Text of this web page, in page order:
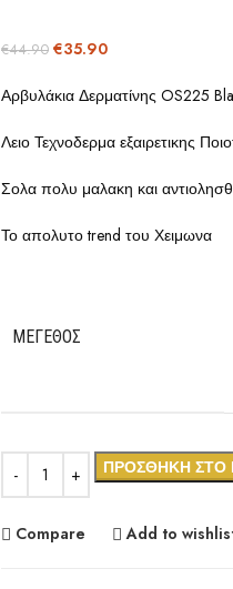
€44.90 €35.90
Αρβυλάκια Δερματίνης OS225
Λειο Τεχνοδερμα εξαιρετικης
Σολα πολυ μαλακη και
Το απολυτο trend του Χειμωνα
ΜΈΓΕΘΟΣ
ΠΡΟΣΘΉΚΗ ΣΤΟ
Compare Add to